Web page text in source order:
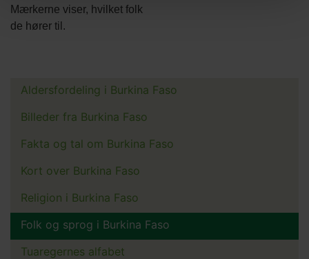
Mærkerne viser, hvilket folk
de hører til.
Main
menu
Aldersfordeling i Burkina Faso
Billeder fra Burkina Faso
Fakta og tal om Burkina Faso
Kort over Burkina Faso
Religion i Burkina Faso
Folk og sprog i Burkina Faso
Tuaregernes alfabet